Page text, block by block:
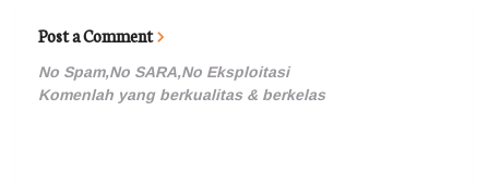
Post a Comment
No Spam,No SARA,No Eksploitasi
Komenlah yang berkualitas & berkelas